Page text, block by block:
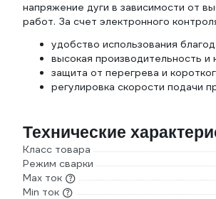
напряжение дуги в зависимости от
работ. За счет электронного
удобство использования
высокая производительность и
защита от перегрева и
регулировка скорости подачи
Технические
Класс товара
Режим сварки
Max ток
Min ток